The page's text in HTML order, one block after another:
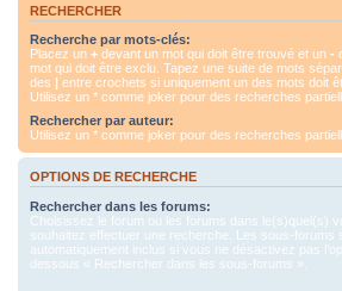
RECHERCHER
Recherche par mots-clés:
Placez un + devant un mot qui doit être trouvé et un -
mot qui doit être exclu. Tapez une suite de mots
des | entre crochets si uniquement un des mots doit
Utilisez un * comme joker pour des recherches
Rechercher par auteur:
Utilisez un * comme joker pour des recherches
OPTIONS DE RECHERCHE
Rechercher dans les forums:
Choisissez le forum ou les forums dans le(s)quel(s)
souhaitez effectuer une recherche. Les sous-forums
automatiquement inclus si vous ne désactivez pas
dessous « Rechercher dans les sous-forums ».